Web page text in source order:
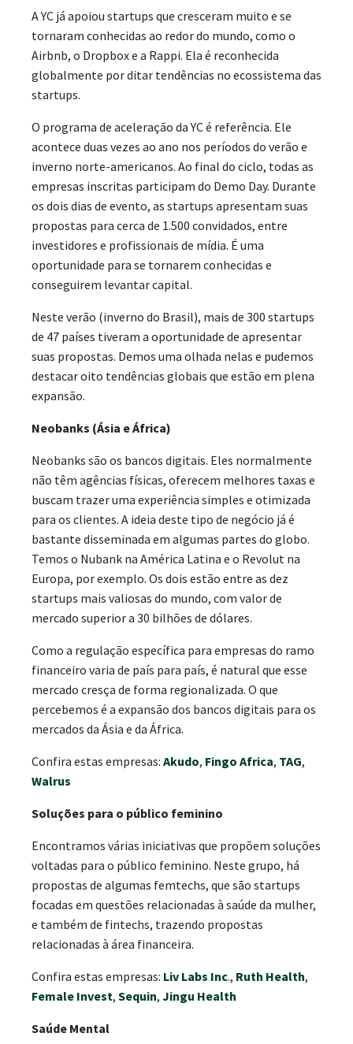
A YC já apoiou startups que cresceram muito e se
tornaram conhecidas ao redor do mundo, como o
Airbnb, o Dropbox e a Rappi. Ela é reconhecida
globalmente por ditar tendências no ecossistema das
startups.
O programa de aceleração da YC é referência. Ele
acontece duas vezes ao ano nos períodos do verão e
inverno norte-americanos. Ao final do ciclo, todas as
empresas inscritas participam do Demo Day. Durante
os dois dias de evento, as startups apresentam suas
propostas para cerca de 1.500 convidados, entre
investidores e profissionais de mídia. É uma
oportunidade para se tornarem conhecidas e
conseguirem levantar capital.
Neste verão (inverno do Brasil), mais de 300 startups
de 47 países tiveram a oportunidade de apresentar
suas propostas. Demos uma olhada nelas e pudemos
destacar oito tendências globais que estão em plena
expansão.
Neobanks (Ásia e África)
Neobanks são os bancos digitais. Eles normalmente
não têm agências físicas, oferecem melhores taxas e
buscam trazer uma experiência simples e otimizada
para os clientes. A ideia deste tipo de negócio já é
bastante disseminada em algumas partes do globo.
Temos o Nubank na América Latina e o Revolut na
Europa, por exemplo. Os dois estão entre as dez
startups mais valiosas do mundo, com valor de
mercado superior a 30 bilhões de dólares.
Como a regulação específica para empresas do ramo
financeiro varia de país para país, é natural que esse
mercado cresça de forma regionalizada. O que
percebemos é a expansão dos bancos digitais para os
mercados da Ásia e da África.
Confira estas empresas: Akudo, Fingo Africa, TAG,
Walrus
Soluções para o público feminino
Encontramos várias iniciativas que propõem soluções
voltadas para o público feminino. Neste grupo, há
propostas de algumas femtechs, que são startups
focadas em questões relacionadas à saúde da mulher,
e também de fintechs, trazendo propostas
relacionadas à área financeira.
Confira estas empresas: Liv Labs Inc., Ruth Health,
Female Invest, Sequin, Jingu Health
Saúde Mental